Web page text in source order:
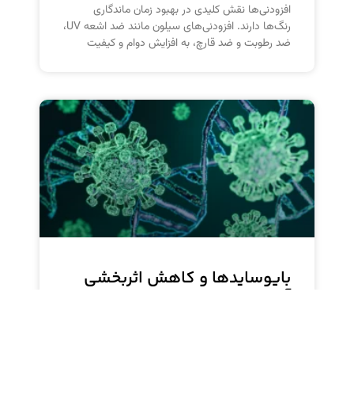
افزودنی‌ها نقش کلیدی در بهبود زمان ماندگاری
رنگ‌ها دارند. افزودنی‌های سیلون مانند ضد اشعه UV،
ضد رطوبت و ضد قارچ، به افزایش دوام و کیفیت
بایوسایدها و کاهش اثربخشی
آن‌ها در طول زمان